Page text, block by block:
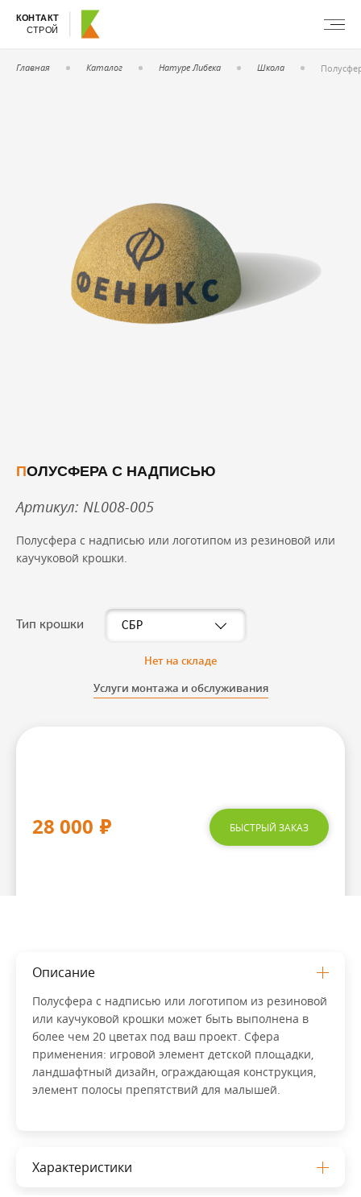
КОНТАКТ
СТРОЙ
Главная Каталог Натуре Либека Школа
ПОЛУСФЕРА С НАДПИСЬЮ
Артикул: NL008-005
Полусфера с надписью или логотипом из резиновой или
каучуковой крошки.
Тип крошки
Нет на складе
Услуги монтажа и обслуживания
28 000 ₽ БЫСТРЫЙ ЗАКАЗ
Описание
Полусфера с надписью или логотипом из резиновой
или каучуковой крошки может быть выполнена в
более чем 20 цветах под ваш проект. Сфера
применения: игровой элемент детской площадки,
ландшафтный дизайн, ограждающая конструкция,
элемент полосы препятствий для малышей.
Характеристики